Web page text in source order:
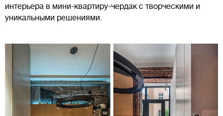
интерьера в мини-квартиру-чердак с творческими и
уникальными решениями.